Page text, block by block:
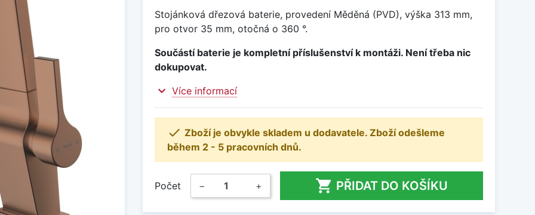
Stojánková dřezová baterie, provedení Měděná (PVD), výška 313 mm,
pro otvor 35 mm, otočná o 360 °.
Součástí baterie je kompletní příslušenství k montáži. Není třeba nic
dokupovat.
expand_more Více informací
 Zboží je obvykle skladem u dodavatele. Zboží odešleme
během 2 - 5 pracovních dnů.
Počet − +  PŘIDAT DO KOŠÍKU